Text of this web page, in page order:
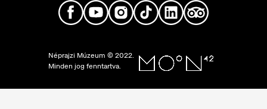
Néprajzi Múzeum © 2022.
Minden jog fenntartva.